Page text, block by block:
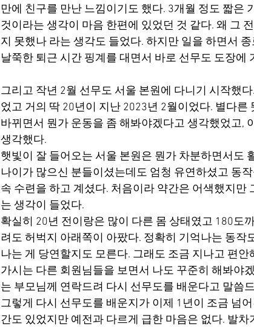
만에 친구를 만난 느낌이기도 했다. 3개월 정도 짧은
것이라는 생각이 마음 한편에 있었던 것 같다. 왜 그
지 못했나 라는 생각도 들었다. 하지만 일을 하면서
날쭉한 퇴근 시간 핑계를 대면서 바로 선무도 도장에
그리고 작년 2월 선무도 서울 본원에 다니기 시작했
었고 거의 딱 20년이 지난 2023년 2월이었다. 별다
바뀌면서 뭔가 운동을 좀 해봐야겠다고 생각했었고,
생각했다.
햇빛이 잘 들어오는 서울 본원은 뭔가 차분하면서도
나이가 많으신 분들이셨는데도 엄청 유연하셨고 동
속 수련을 하고 계셨다. 처음이라 약간은 어색했지만
는 생각이 들었다.
확실히 20년 전이랑은 많이 다른 몸 상태였고 180도
려도 허벅지 아래쪽이 아팠다. 정확히 기억나는 동작
나는 게 당연할지도 모른다. 그래도 조금 지나고 편
가시는 다른 회원님들을 보면서 나도 꾸준히 해봐야
는 부모님께 연락드려 다시 선무도를 배운다고 말씀
그렇게 다시 선무도를 배운지가 이제 1년이 조금 넘
간도 있었지만 예전과 다르게 급한 마음은 없다. 발